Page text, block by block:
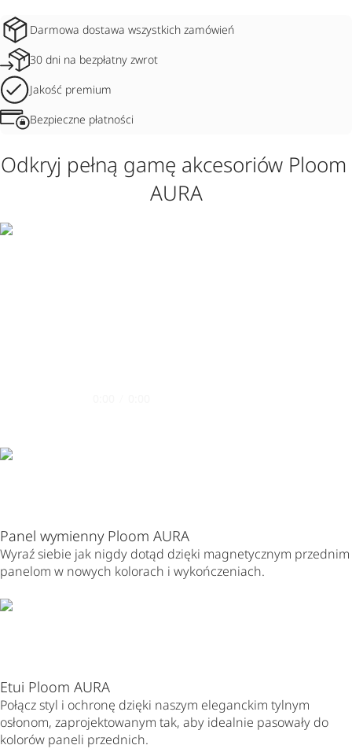
Darmowa dostawa wszystkich zamówień
30 dni na bezpłatny zwrot
Jakość premium
Bezpieczne płatności
Odkryj pełną gamę akcesoriów Ploom
AURA
Panel wymienny Ploom AURA
Wyraź siebie jak nigdy dotąd dzięki magnetycznym przednim
panelom w nowych kolorach i wykończeniach.
Etui Ploom AURA
Połącz styl i ochronę dzięki naszym eleganckim tylnym
osłonom, zaprojektowanym tak, aby idealnie pasowały do
kolorów paneli przednich.